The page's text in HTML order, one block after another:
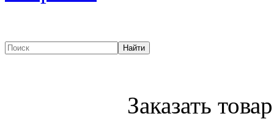
Заказать товар